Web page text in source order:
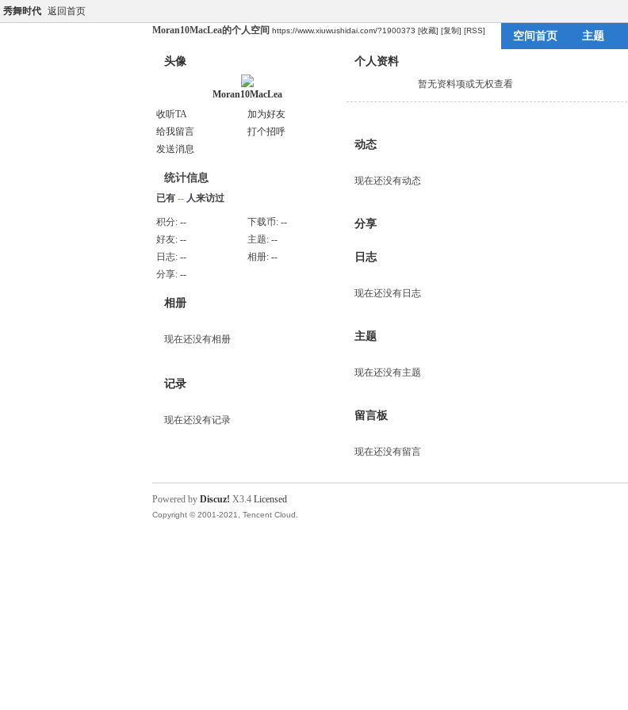
秀舞时代 返回首页
Moran10MacLea的个人空间 https://www.xiuwushidai.com/?1900373 [收藏] [复制] [RSS] 空间首页 主题
头像
Moran10MacLea
收听TA
加为好友
给我留言
打个招呼
发送消息
统计信息
已有 -- 人来访过
积分: -- 下载币: --
好友: -- 主题: --
日志: -- 相册: --
分享: --
相册
现在还没有相册
记录
现在还没有记录
个人资料
暂无资料项或无权查看
动态
现在还没有动态
分享
日志
现在还没有日志
主题
现在还没有主题
留言板
现在还没有留言
Powered by Discuz! X3.4 Licensed
Copyright © 2001-2021, Tencent Cloud.